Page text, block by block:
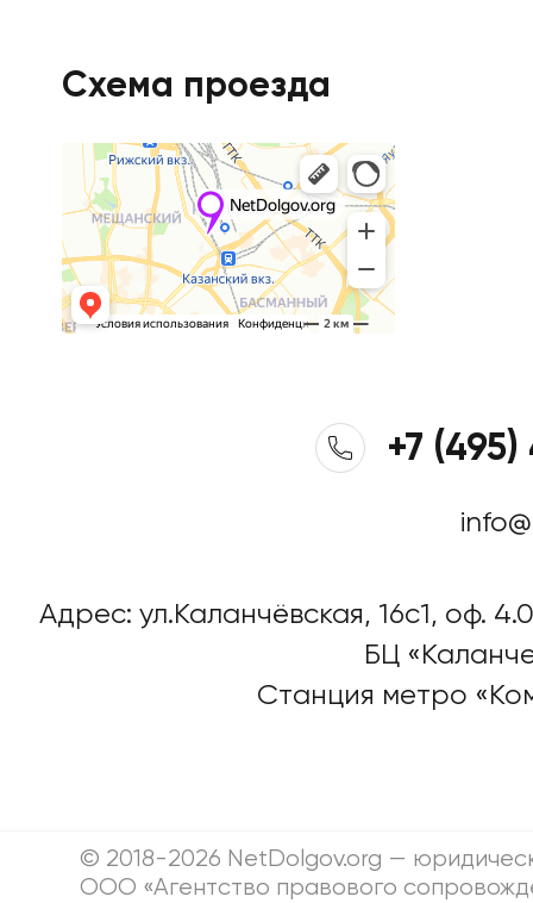
Схема проезда
+7
Адрес: ул.Каланчёвская, 16c1, оф.
БЦ
Станция метро
© 2018-2026 NetDolgov.org —
ООО «Агентство правового